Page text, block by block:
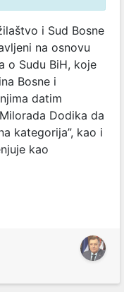
i Sud Bosne
na osnovu
o Sudu BiH, koje
Bosne i
datim
Dodika da
kategorija”, kao i
kao